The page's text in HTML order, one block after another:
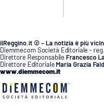
ilReggino.it © – La notizia è più
Diemmecom Società Editoriale -
Direttore Responsabile Francesco
Direttore Editoriale Maria Grazia
www.diemmecom.it